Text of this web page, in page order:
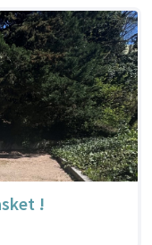
!